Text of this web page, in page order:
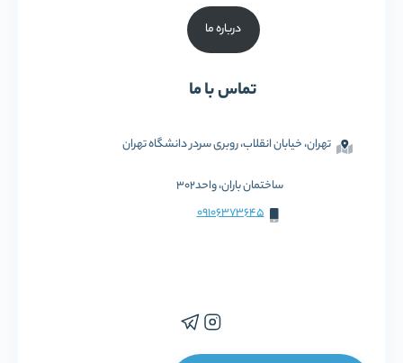
درباره ما
تماس با ما
تهران، خیابان انقلاب، روبری سردر دانشگاه تهران
ساختمان باران، واحد302
09106373645